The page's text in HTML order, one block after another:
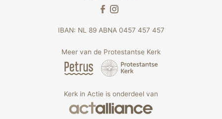
IBAN: NL 89 ABNA 0457 457 457
Meer van de Protestantse Kerk
Kerk in Actie is onderdeel van